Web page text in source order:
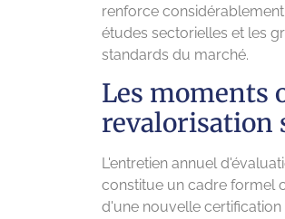
renforce
études sectorielles et les
standards du marché.
Les moments
revalorisation
L'entretien annuel
constitue un cadre formel
d'une nouvelle